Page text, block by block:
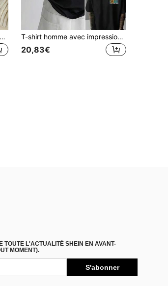
T-shirt Norddeutsche Mafia Möwen Norddeutsch Moin pour hommes, femmes et unisexe, toutes saisons, 180g, mode streetwear, tenue décontractée, design, imprimé géométrique, imprimé numérique, tissu épais, t-shirt de base, Top confortable, mode masculine, vêtements pour adultes T-shirt homme avec impression du Nuit étoilée et du Autoportrait de Van Gogh au dos | T-shirt d'art double face avec une citation de Vincent Van Gogh, col rond décontracté, manches courtes, lavable en machine, idéal pour les amateurs d'art et le port décontracté, tissu mélangé léger.
20,83€
TOUTE L'ACTUALITÉ SHEIN EN AVANT-
MOMENT).
S'abonner